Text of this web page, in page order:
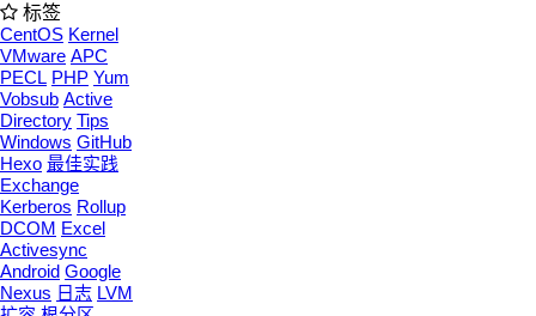
标签
CentOS Kernel
VMware APC
PECL PHP Yum
Vobsub Active
Directory Tips
Windows GitHub
Hexo 最佳实践
Exchange
Kerberos Rollup
DCOM Excel
Activesync
Android Google
Nexus 日志 LVM